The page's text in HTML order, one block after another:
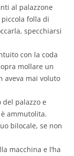
al palazzone
folla di
specchiarsi
con la coda
mollare un
aveva mai voluto
del palazzo e
ammutolita.
bilocale, se non
macchina e l’ha